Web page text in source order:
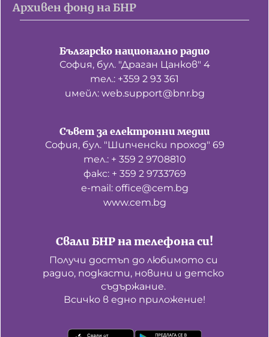
Архивен фонд на БНР
Българско национално радио
София, бул. "Драган Цанков" 4
тел.: +359 2 93 361
имейл: web.support@bnr.bg
Свали БНР на телефона си!
Получи достъп до любимото си
радио, подкасти, новини и детско
съдържание.
Всичко в едно приложение!
Съвет за електронни медии
София, бул. "Шипченски проход" 69
тел.: + 359 2 9708810
факс: + 359 2 9733769
е-mail: office@cem.bg
www.cem.bg